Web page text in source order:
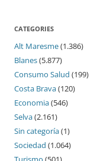
CATEGORIES
Alt Maresme(1.386)
Blanes(5.877)
Consumo Salud (199)
Costa Brava(120)
Economia(546)
Selva(2.161)
Sin categoría(1)
Sociedad (1.064)